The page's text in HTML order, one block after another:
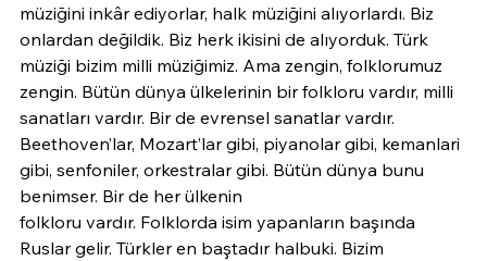
müziğini inkâr ediyorlar, halk müziğini alıyorlardı. Biz
onlardan değildik. Biz herk ikisini de alıyorduk. Türk
müziği bizim milli müziğimiz. Ama zengin, folklorumuz
zengin. Bütün dünya ülkelerinin bir folkloru vardır, milli
sanatları vardır. Bir de evrensel sanatlar vardır.
Beethoven’lar, Mozart’lar gibi, piyanolar gibi, kemanlari
gibi, senfoniler, orkestralar gibi. Bütün dünya bunu
benimser. Bir de her ülkenin
folkloru vardır. Folklorda isim yapanların başında
Ruslar gelir. Türkler en baştadır halbuki. Bizim